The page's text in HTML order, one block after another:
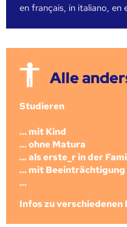
en français, in italiano, en
Alle
Studieren
... mit Kind
... ohne Matura
... als erste_r in der
... mit Beeinträchtigung
...
Infos zu verschiedenen